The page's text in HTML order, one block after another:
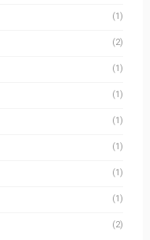
(1)
(2)
(1)
(1)
(1)
(1)
(1)
(1)
(2)